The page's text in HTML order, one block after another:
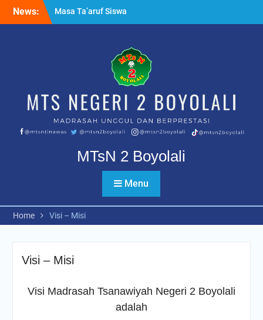
News:
Masa Ta’aruf Siswa
Madrasah MTsN 2 Boyolali
Apel pagi bersama
Kapolsek Nogosari
MTsN 2 Boyolali
Menu
Home Visi – Misi
Visi – Misi
Visi Madrasah Tsanawiyah Negeri 2 Boyolali
adalah